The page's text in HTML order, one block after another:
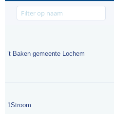
’t Baken gemeente Lochem
1Stroom